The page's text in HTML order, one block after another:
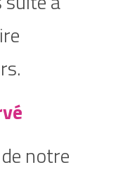
notre